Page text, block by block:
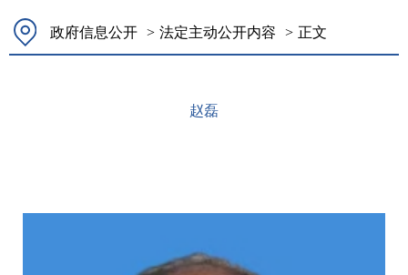
政府信息公开 > 法定主动公开内容 > 正文
赵磊